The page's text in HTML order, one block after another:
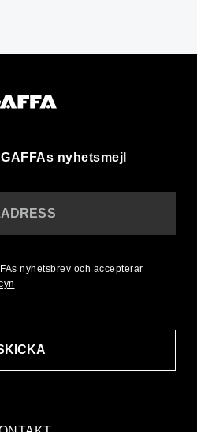
nyhetsmejl
nyhetsbrev och accepterar